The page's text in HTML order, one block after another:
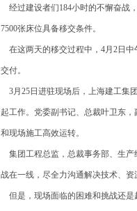
经过建设者们184小时的不懈奋战
7500张床位具备移交条件。
在这两天的移交过程中，4月2日中
交付。
3月25日进驻现场后，上海建工集
起工作。党委副书记、总裁叶卫东
和现场施工高效运转。
集团工程总监，总裁事务部、生产
战在一线，尽全力沟通解决技术、
但是，现场面临的困难和挑战还是